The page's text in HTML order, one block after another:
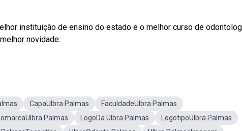
instituição de ensino do estado e o melhor curso de
novidade:
CapaUlbra Palmas
FaculdadeUlbra Palmas
Palmas LogoDa Ulbra Palmas
LogotipoUlbra Palmas